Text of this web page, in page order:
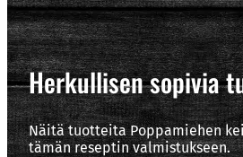
Herkullisen sopivia
Näitä tuotteita Poppamiehen
tämän reseptin valmistukseen.